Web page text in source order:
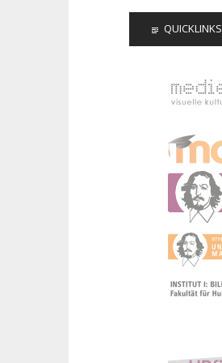
QUICKLINKS